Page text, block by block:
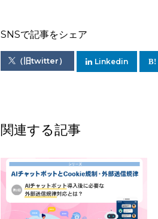
SNSで記事をシェア
（旧twitter） Linkedin
関連する記事